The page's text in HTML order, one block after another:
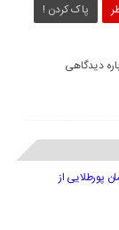
پاک کردن !
دیدگاهی
پورطلایی از